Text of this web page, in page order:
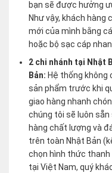
bạn sẽ được hưởng
Như vậy, khách
mới của mình bằng
hoặc bộ sạc cáp
2 chi nhánh tại Nhật
Bản: Hệ thống
sản phẩm trước khi
giao hàng nhanh
chúng tôi sẽ luôn sẵn
hàng chất lượng và
trên toàn Nhật Bản
chọn hình thức thanh
tại Việt Nam, quý